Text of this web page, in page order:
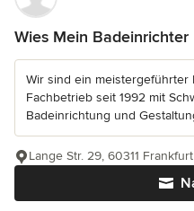
Wies Mein Badeinrichter
Wir sind ein meistergeführter
Fachbetrieb seit 1992 mit
Badeinrichtung und
Lange Str. 29, 60311